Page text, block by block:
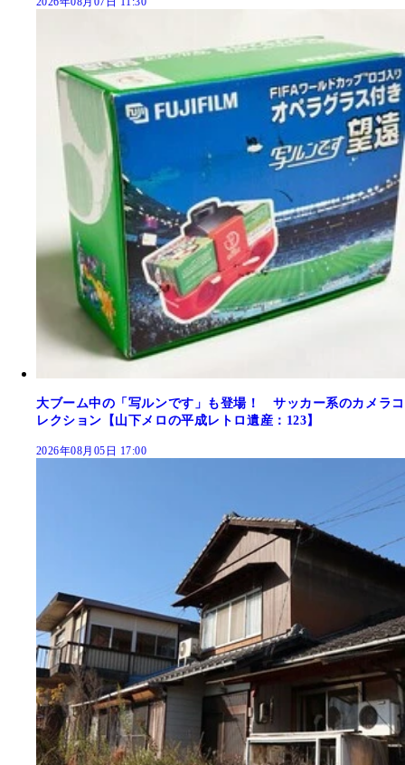
大ブーム中の「写ルンです」も登場！ サッカー系のカメラコ
レクション【山下メロの平成レトロ遺産：123】
2026年08月05日 17:00